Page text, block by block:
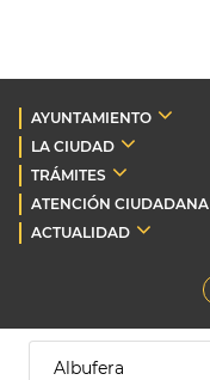
AYUNTAMIENTO
LA CIUDAD
TRÁMITES
ATENCIÓN CIUDADANA
ACTUALIDAD
Albufera